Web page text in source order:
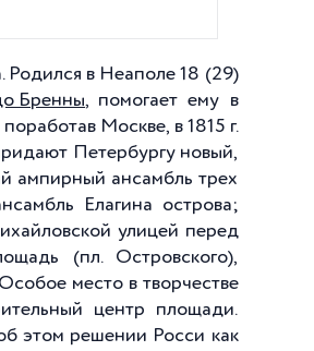
Родился в Неаполе 18 (29)
Бренны, помогает ему в
Москве, в 1815 г.
Петербургу новый,
ампирный ансамбль трех
Елагина острова;
улицей перед
(пл. Островского),
место в творчестве
центр площади.
этом решении Росси как